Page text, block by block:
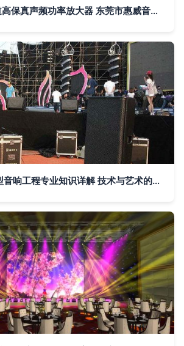
D1205.1A 五声道高保真声频功率放大器 东莞市惠威音响灯光工程公司的音质革新之作
江西正九传媒大型音响工程专业知识详解 技术与艺术的交响——灯光音响工程全解析